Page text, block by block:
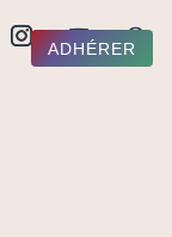
ADHÉRER